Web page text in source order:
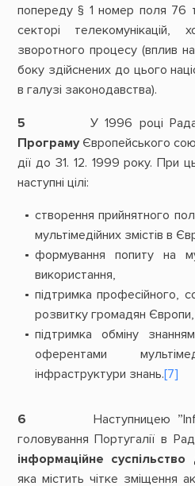
попереду § 1 номер поля 76
секторі
зворотного процесу (вплив
боку здійснених до цього
в галузі законодавства).
5У 1996 році
Програму Європейського
дії до 31. 12. 1999 року. При
наступні цілі:
створення прийнятного
мультімедійних змістів в
формування попиту на
використання,
підтримка професійного,
розвитку громадян Європи,
підтримка обміну
оферентами
інфраструктури знань.[7]
6Наступницею
головування Португалії в
інформаційне суспільство
яка містить чітке зміщення